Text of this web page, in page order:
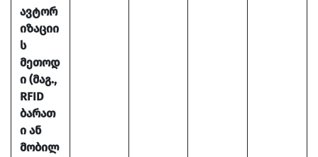
ავტორ
იზაციი
ს
მეთოდ
ი (მაგ.,
RFID
ბარათ
ი ან
მობილ